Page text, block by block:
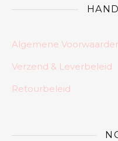
Algemene
Verzend & Leverbeleid
Retourbeleid